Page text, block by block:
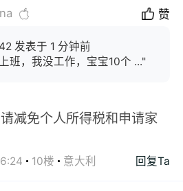
赞
发表于 1 分钟前
班，我没工作，宝宝10个 ..."
减免个人所得税和申请家
10楼 意大利 回复Ta